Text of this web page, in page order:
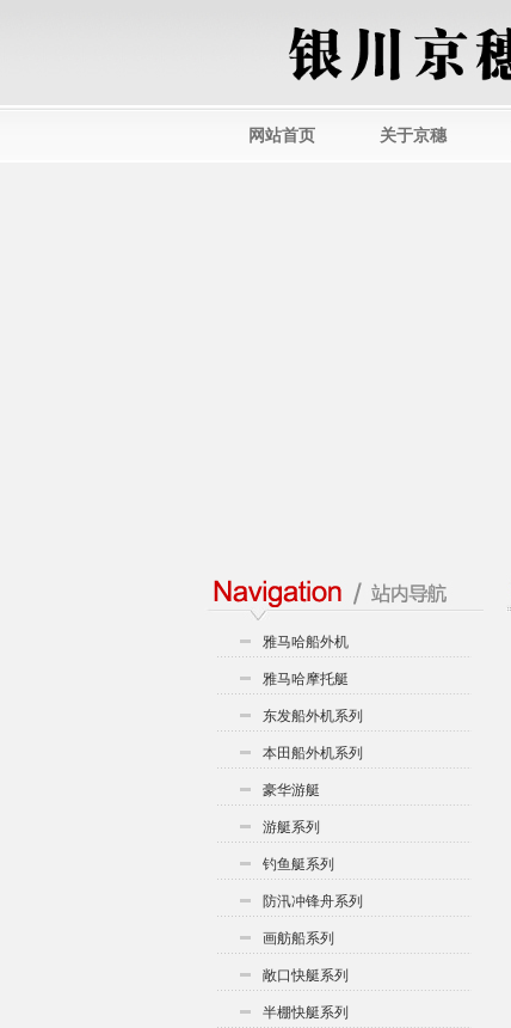
网站首页 关于京穗
雅马哈船外机
雅马哈摩托艇
东发船外机系列
本田船外机系列
豪华游艇
游艇系列
钓鱼艇系列
防汛冲锋舟系列
画舫船系列
敞口快艇系列
半棚快艇系列